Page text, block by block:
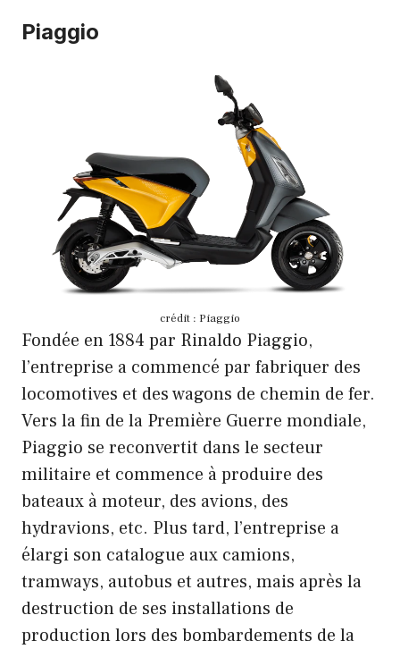
Piaggio
crédit : Piaggio
Fondée en 1884 par Rinaldo Piaggio,
l’entreprise a commencé par fabriquer des
locomotives et des wagons de chemin de fer.
Vers la fin de la Première Guerre mondiale,
Piaggio se reconvertit dans le secteur
militaire et commence à produire des
bateaux à moteur, des avions, des
hydravions, etc. Plus tard, l’entreprise a
élargi son catalogue aux camions,
tramways, autobus et autres, mais après la
destruction de ses installations de
production lors des bombardements de la